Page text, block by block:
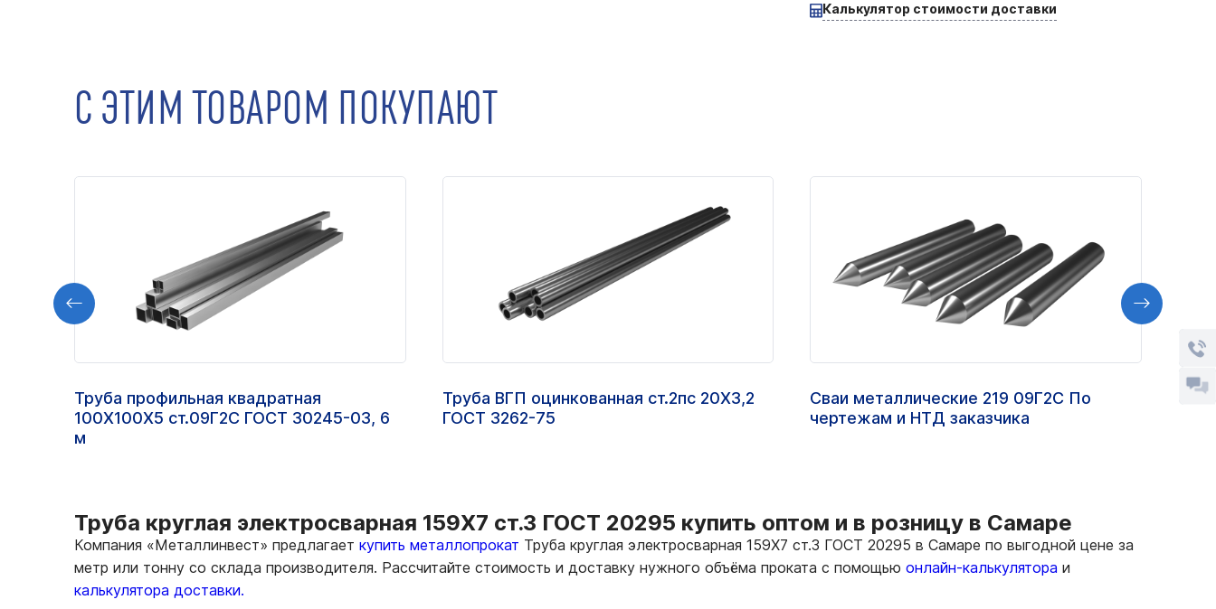
Калькулятор стоимости доставки
С ЭТИМ ТОВАРОМ ПОКУПАЮТ
Труба профильная квадратная
100Х100Х5 ст.09Г2С ГОСТ 30245-03, 6
м
Труба ВГП оцинкованная ст.2пс 20Х3,2
ГОСТ 3262-75
Сваи металлические 219 09Г2С По
чертежам и НТД заказчика
Труба круглая электросварная 159Х7 ст.3 ГОСТ 20295 купить оптом и в розницу в Самаре
Компания «Металлинвест» предлагает купить металлопрокат Труба круглая электросварная 159Х7 ст.3 ГОСТ 20295 в Самаре по выгодной цене за
метр или тонну со склада производителя. Рассчитайте стоимость и доставку нужного объёма проката с помощью онлайн-калькулятора и
калькулятора доставки.